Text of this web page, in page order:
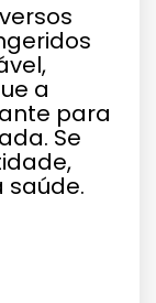
a
para
Se
saúde.